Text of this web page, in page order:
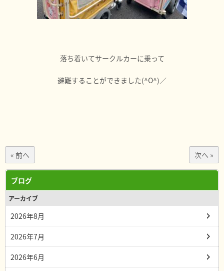
落ち着いてサークルカーに乗って
避難することができました(^O^)／
« 前へ 次へ »
ブログ
アーカイブ
2026年8月
2026年7月
2026年6月